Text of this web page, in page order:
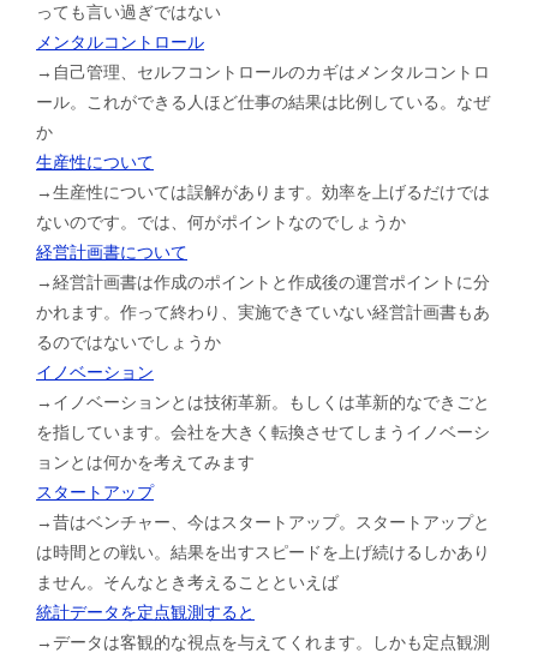
っても言い過ぎではない
メンタルコントロール
→自己管理、セルフコントロールのカギはメンタルコントロ
ール。これができる人ほど仕事の結果は比例している。なぜ
か
生産性について
→生産性については誤解があります。効率を上げるだけでは
ないのです。では、何がポイントなのでしょうか
経営計画書について
→経営計画書は作成のポイントと作成後の運営ポイントに分
かれます。作って終わり、実施できていない経営計画書もあ
るのではないでしょうか
イノベーション
→イノベーションとは技術革新。もしくは革新的なできごと
を指しています。会社を大きく転換させてしまうイノベーシ
ョンとは何かを考えてみます
スタートアップ
→昔はベンチャー、今はスタートアップ。スタートアップと
は時間との戦い。結果を出すスピードを上げ続けるしかあり
ません。そんなとき考えることといえば
統計データを定点観測すると
→データは客観的な視点を与えてくれます。しかも定点観測